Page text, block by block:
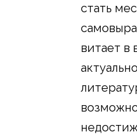
стать
витает в